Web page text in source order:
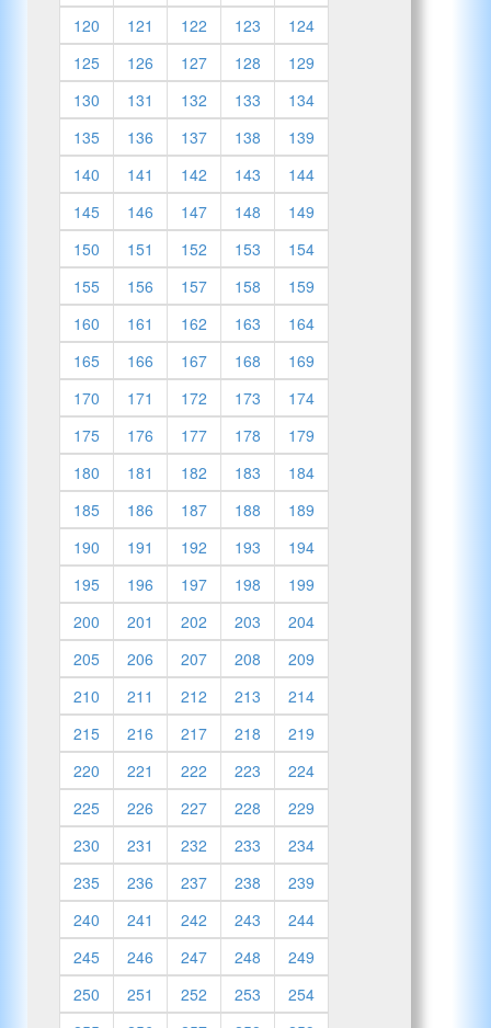
120
121 122 123
124
125
126 127 128
129
130
131 132 133
134
135
136 137 138
139
140
141 142 143
144
145
146 147 148
149
150
151 152 153
154
155
156 157 158
159
160
161 162 163
164
165
166 167 168
169
170
171 172 173
174
175
176 177 178
179
180
181 182 183
184
185
186 187 188
189
190
191 192 193
194
195
196 197 198
199
200
201 202 203
204
205
206 207 208
209
210
211 212 213
214
215
216 217 218
219
220
221 222 223
224
225
226 227 228
229
230
231 232 233
234
235
236 237 238
239
240
241 242 243
244
245
246 247 248
249
250
251 252 253
254